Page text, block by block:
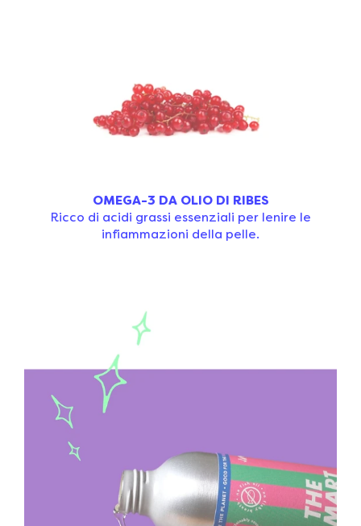
OMEGA-3 DA OLIO DI RIBES
Ricco di acidi grassi essenziali per lenire le
infiammazioni della pelle.